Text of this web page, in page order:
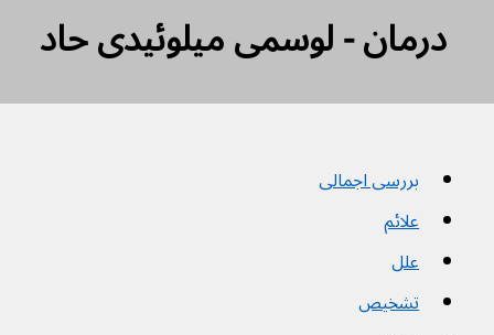
درمان - لوسمی میلوئیدی حاد
بررسی اجمالی
علائم
علل
تشخیص